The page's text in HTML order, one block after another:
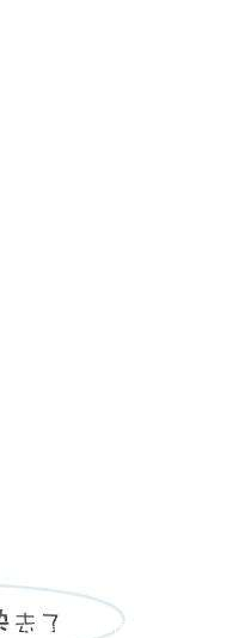
| ag凯发k8国际的产品展示